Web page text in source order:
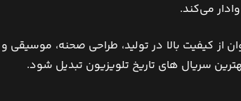
می‌کند.
از کیفیت بالا در تولید، طراحی صحنه،
سریال ‌های تاریخ تلویزیون تبدیل شود.